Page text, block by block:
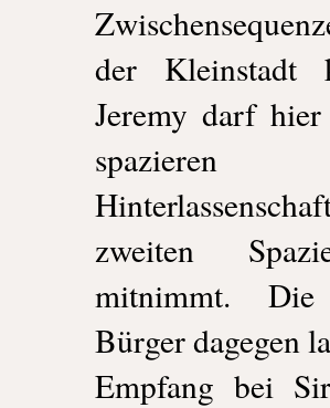
der Kleinstadt
Jeremy darf
spazieren
zweiten
mitnimmt. Die
Bürger dagegen
Empfang bei